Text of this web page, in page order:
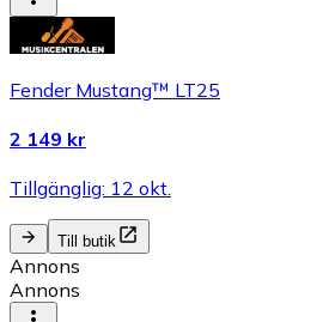
Fender Mustang™ LT25
2 149 kr
Tillgänglig: 12 okt.
Till butik
Annons
Annons